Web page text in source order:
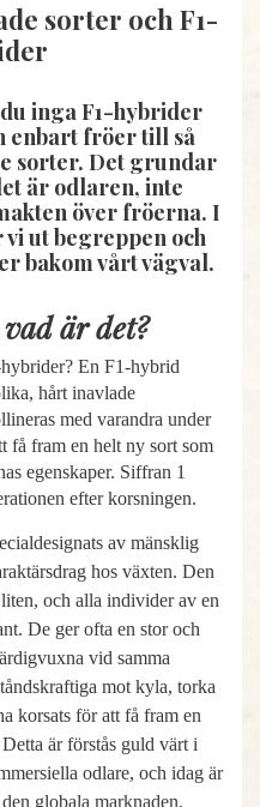
sorter och F1-
inga F1-hybrider
enbart fröer till så
sorter. Det grundar
är odlaren, inte
över fröerna. I
ut begreppen och
bakom vårt vägval.
är det?
En F1-hybrid
hårt inavlade
med varandra under
få fram en helt ny sort som
egenskaper. Siffran 1
efter korsningen.
av mänsklig
hos växten. Den
och alla individer av en
De ger ofta en stor och
vid samma
mot kyla, torka
korsats för att få fram en
är förstås guld värt i
odlare, och idag är
globala marknaden.